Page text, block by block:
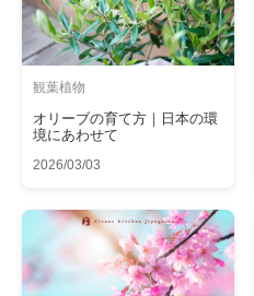
観葉植物
オリーブの育て方｜日本の環
境にあわせて
2026/03/03